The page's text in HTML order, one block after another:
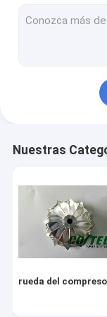
Cargadores
Vivienda del
Soporte del
Actuador del
Anillo de
Nuestras
rueda del